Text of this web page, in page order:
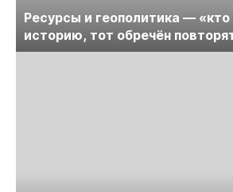
Ресурсы и геополитика — «кто
историю, тот обречён